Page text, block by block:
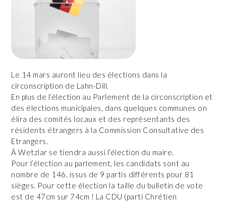
Le 14 mars auront lieu des élections dans la
circonscription de Lahn-Dill.
En plus de l’élection au Parlement de la circonscription et
des élections municipales, dans quelques communes on
élira des comités locaux et des représentants des
résidents étrangers à la Commission Consultative des
Etrangers.
À Wetzlar se tiendra aussi l’élection du maire.
Pour l’élection au parlement, les candidats sont au
nombre de 146, issus de 9 partis différents pour 81
sièges. Pour cette élection la taille du bulletin de vote
est de 47cm sur 74cm ! La CDU (parti Chrétien